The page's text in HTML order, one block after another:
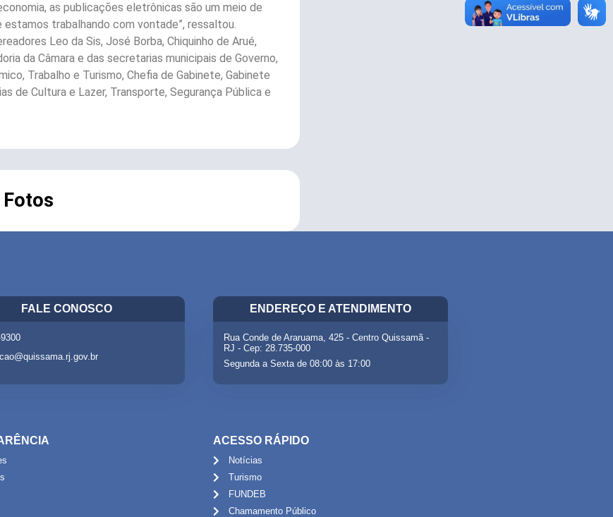
as publicações eletrônicas são um meio de
trabalhando com vontade”, ressaltou.
Leo da Sis, José Borba, Chiquinho de Arué,
da Câmara e das secretarias municipais de Governo,
Trabalho e Turismo, Chefia de Gabinete, Gabinete
de Cultura e Lazer, Transporte, Segurança Pública e
Fotos
FALE CONOSCO ENDEREÇO E ATENDIMENTO
Rua Conde de Araruama, 425 - Centro Quissamã -
RJ - Cep: 28.735-000
Segunda a Sexta de 08:00 às 17:00
ACESSO RÁPIDO
Notícias
Turismo
FUNDEB
Chamamento Público